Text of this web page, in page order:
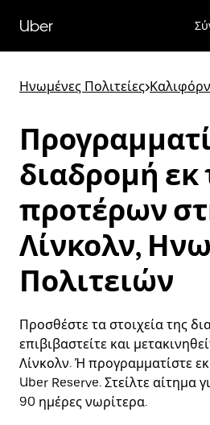
κύριο
περιεχόμενο
Uber
Ηνωμένες Πολιτείες>
διαδρομή εκ
προτέρων
Λίνκολν,
Πολιτειών
Προσθέστε τα στοιχεία της
επιβιβαστείτε και
Λίνκολν. Ή προγραμματίστε
Uber Reserve. Στείλτε αίτημα
90 ημέρες νωρίτερα.